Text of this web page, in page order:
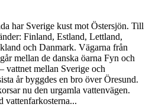
har Sverige kust mot Östersjön. Till
Finland, Estland, Lettland,
och Danmark. Vägarna från
mellan de danska öarna Fyn och
vattnet mellan Sverige och
år byggdes en bro över Öresund.
nu den urgamla vattenvägen.
vattenfarkosterna...